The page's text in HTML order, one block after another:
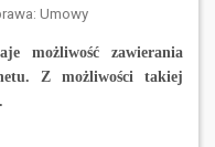
Umowy
możliwość zawierania
Z możliwości takiej